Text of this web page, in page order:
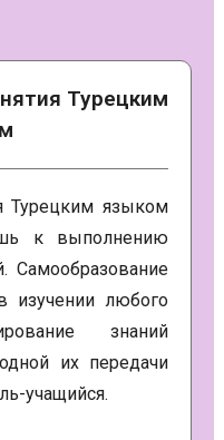
Турецким
Турецким языком
к выполнению
Самообразование
изучении любого
знаний
их передачи
учащийся.